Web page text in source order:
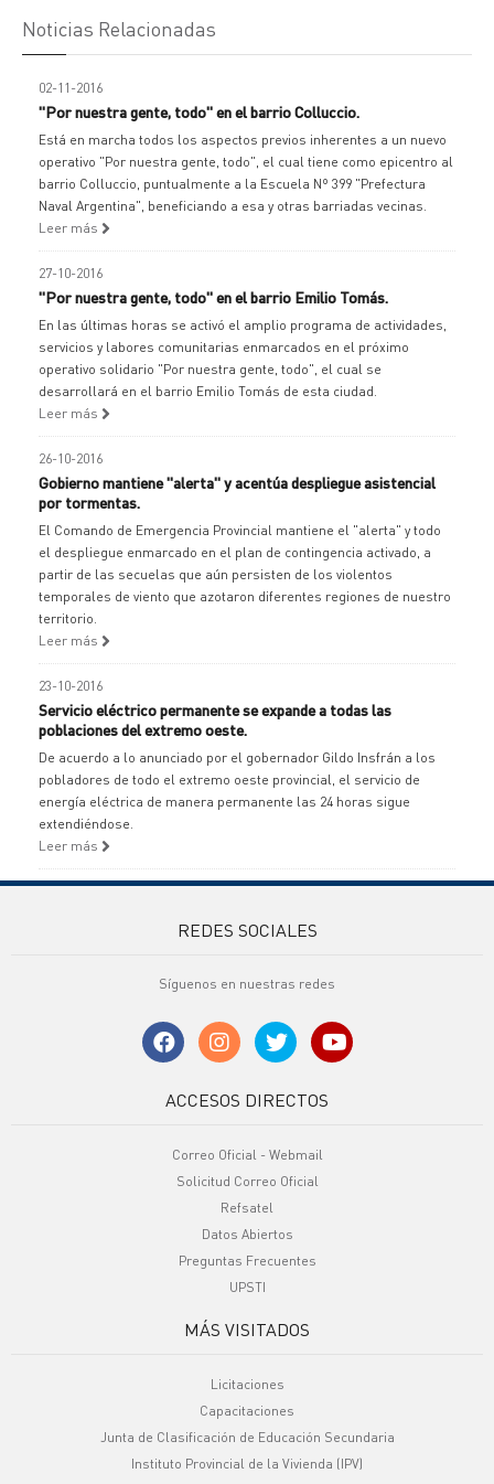
Noticias Relacionadas
02-11-2016
"Por nuestra gente, todo" en el barrio Colluccio.
Está en marcha todos los aspectos previos inherentes a un nuevo
operativo "Por nuestra gente, todo", el cual tiene como epicentro al
barrio Colluccio, puntualmente a la Escuela Nº 399 "Prefectura
Naval Argentina", beneficiando a esa y otras barriadas vecinas.
Leer más
27-10-2016
"Por nuestra gente, todo" en el barrio Emilio Tomás.
En las últimas horas se activó el amplio programa de actividades,
servicios y labores comunitarias enmarcados en el próximo
operativo solidario "Por nuestra gente, todo", el cual se
desarrollará en el barrio Emilio Tomás de esta ciudad.
Leer más
26-10-2016
Gobierno mantiene "alerta" y acentúa despliegue asistencial
por tormentas.
El Comando de Emergencia Provincial mantiene el "alerta" y todo
el despliegue enmarcado en el plan de contingencia activado, a
partir de las secuelas que aún persisten de los violentos
temporales de viento que azotaron diferentes regiones de nuestro
territorio.
Leer más
23-10-2016
Servicio eléctrico permanente se expande a todas las
poblaciones del extremo oeste.
De acuerdo a lo anunciado por el gobernador Gildo Insfrán a los
pobladores de todo el extremo oeste provincial, el servicio de
energía eléctrica de manera permanente las 24 horas sigue
extendiéndose.
Leer más
REDES SOCIALES
Síguenos en nuestras redes
ACCESOS DIRECTOS
Correo Oficial - Webmail
Solicitud Correo Oficial
Refsatel
Datos Abiertos
Preguntas Frecuentes
UPSTI
MÁS VISITADOS
Licitaciones
Capacitaciones
Junta de Clasificación de Educación Secundaria
Instituto Provincial de la Vivienda (IPV)